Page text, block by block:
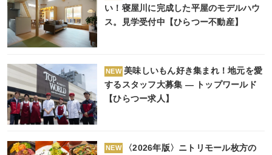
い！寝屋川に完成した平屋のモデルハウ
ス。見学受付中【ひらつー不動産】
NEW 美味しいもん好き集まれ！地元を愛
するスタッフ大募集 ― トップワールド
【ひらつー求人】
NEW 〈2026年版〉ニトリモール枚方の